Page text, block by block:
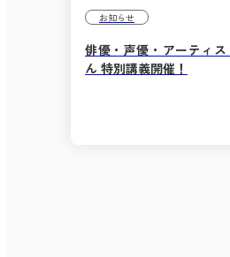
お知らせ
俳優・声優・アーティ
ん 特別講義開催！